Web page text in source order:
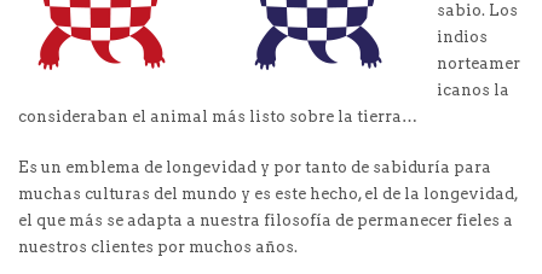
sabio. Los
indios
norteamer
icanos la
consideraban el animal más listo sobre la tierra…
Es un emblema de longevidad y por tanto de sabiduría para
muchas culturas del mundo y es este hecho, el de la longevidad,
el que más se adapta a nuestra filosofía de permanecer fieles a
nuestros clientes por muchos años.